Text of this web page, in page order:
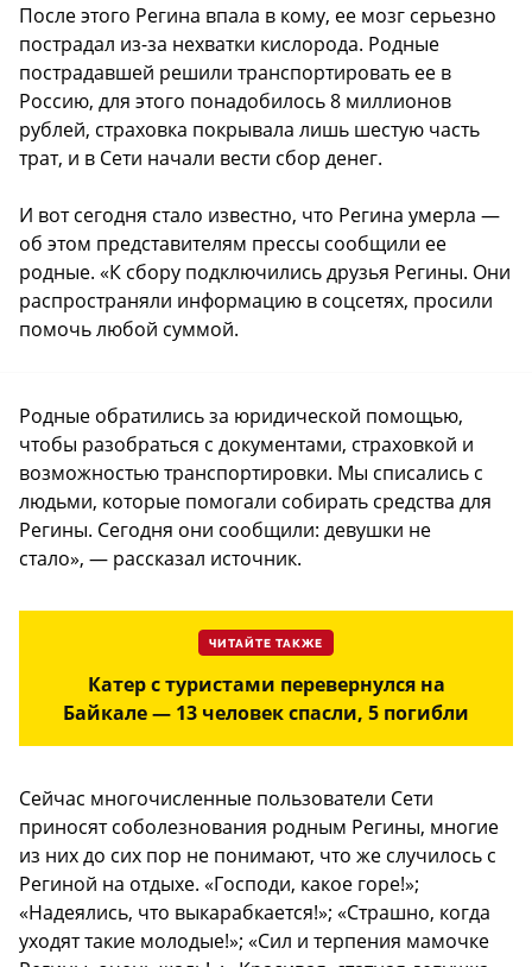
После этого Регина впала в кому, ее мозг серьезно
пострадал из-за нехватки кислорода. Родные
пострадавшей решили транспортировать ее в
Россию, для этого понадобилось 8 миллионов
рублей, страховка покрывала лишь шестую часть
трат, и в Сети начали вести сбор денег.
И вот сегодня стало известно, что Регина умерла —
об этом представителям прессы сообщили ее
родные. «К сбору подключились друзья Регины. Они
распространяли информацию в соцсетях, просили
помочь любой суммой.
Родные обратились за юридической помощью,
чтобы разобраться с документами, страховкой и
возможностью транспортировки. Мы списались с
людьми, которые помогали собирать средства для
Регины. Сегодня они сообщили: девушки не
стало», — рассказал источник.
ЧИТАЙТЕ ТАКЖЕ
Катер с туристами перевернулся на
Байкале — 13 человек спасли, 5 погибли
Сейчас многочисленные пользователи Сети
приносят соболезнования родным Регины, многие
из них до сих пор не понимают, что же случилось с
Региной на отдыхе. «Господи, какое горе!»;
«Надеялись, что выкарабкается!»; «Страшно, когда
уходят такие молодые!»; «Сил и терпения мамочке